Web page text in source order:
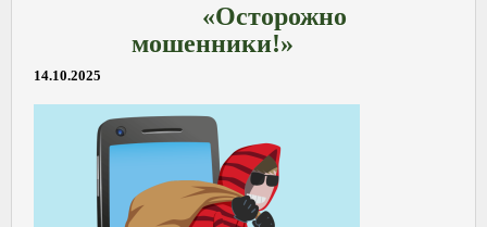
«Осторожно
мошенники!»
14.10.2025